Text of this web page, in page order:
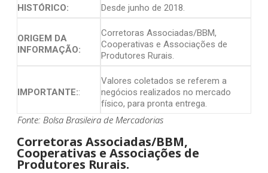
HISTÓRICO: Desde junho de 2018.
ORIGEM DA
INFORMAÇÃO:
Corretoras Associadas/BBM,
Cooperativas e Associações de
Produtores Rurais.
IMPORTANTE::
Valores coletados se referem a
negócios realizados no mercado
físico, para pronta entrega.
Fonte: Bolsa Brasileira de Mercadorias
Corretoras Associadas/BBM,
Cooperativas e Associações de
Produtores Rurais.